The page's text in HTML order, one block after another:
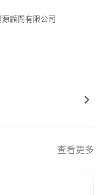
源顧問有限公司
查看更多